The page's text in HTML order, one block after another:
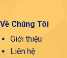
Về Chúng Tôi
Giới thiệu
Liên hệ